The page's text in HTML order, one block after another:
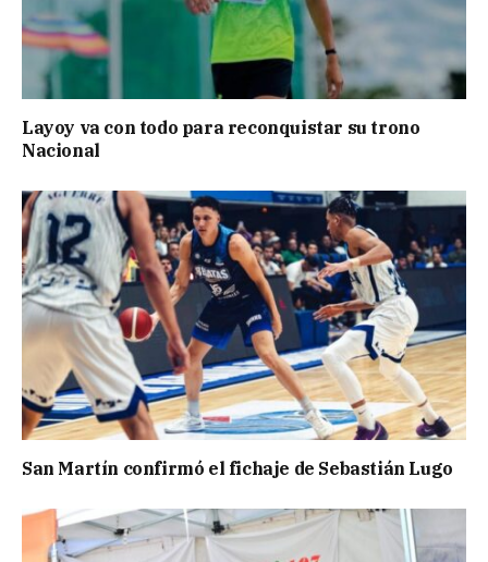
Layoy va con todo para reconquistar su trono
Nacional
San Martín confirmó el fichaje de Sebastián Lugo